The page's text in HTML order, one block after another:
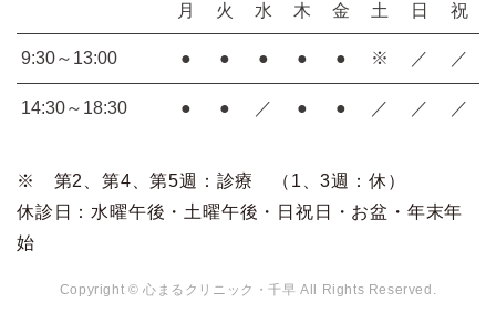
月 火 水 木 金 土 日 祝
9:30～13:00 ● ● ● ● ● ※ ／ ／
14:30～18:30 ● ● ／ ● ● ／ ／ ／
※ 第2、第4、第5週：診療 （1、3週：休）
休診日：水曜午後・土曜午後・日祝日・お盆・年末年
始
Copyright © 心まるクリニック・千早 All Rights Reserved.